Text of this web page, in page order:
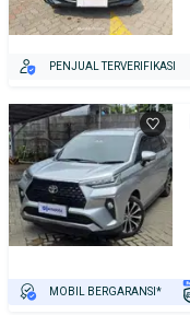
PENJUAL TERVERIFIKASI
MOBIL BERGARANSI*